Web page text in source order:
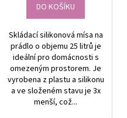
DO KOŠÍKU
Skládací silikonová mísa na
prádlo o objemu 25 litrů je
ideální pro domácnosti s
omezeným prostorem. Je
vyrobena z plastu a silikonu
a ve složeném stavu je 3x
menší, což...